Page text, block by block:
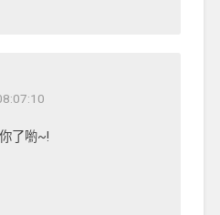
了喲~!